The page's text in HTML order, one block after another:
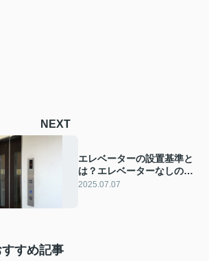
NEXT
エレベーターの設置基準と
は？エレベーターなしの中
古マンションも解説
2025.07.07
すめ記事